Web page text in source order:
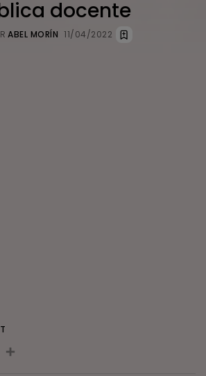
docente
ABEL MORÍN 11/04/2022
Compartir